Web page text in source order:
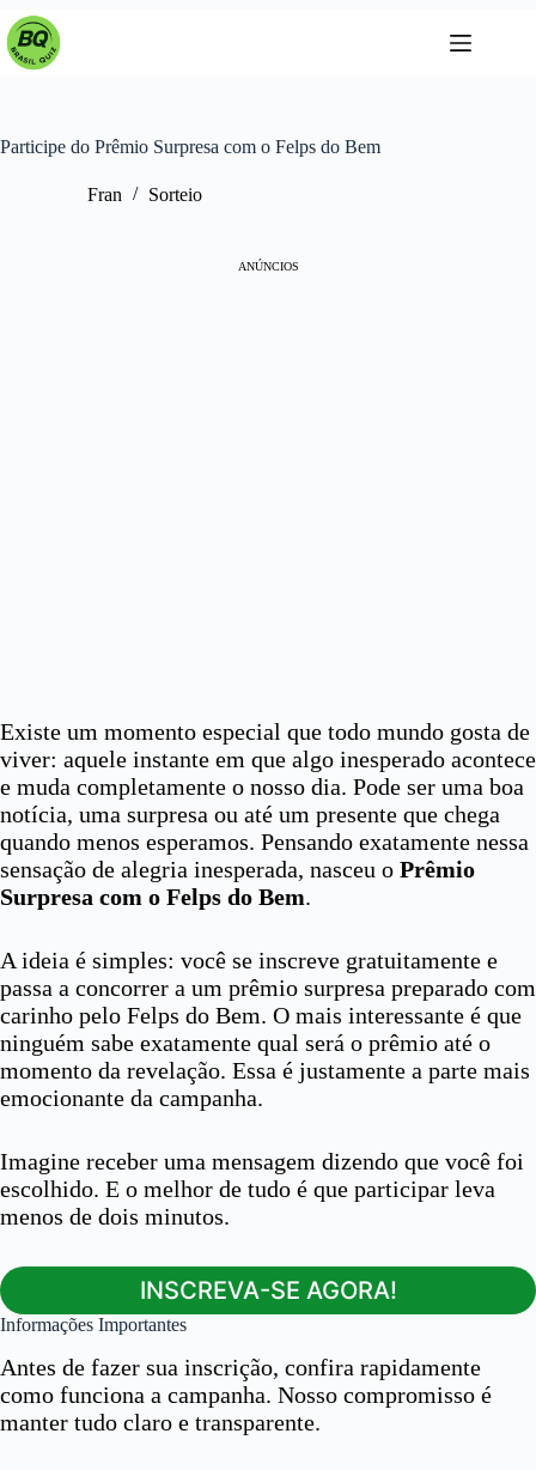
Pular
para
Participe do Prêmio Surpresa com o Felps do Bem
Fran Sorteio
ANÚNCIOS
Existe um momento especial que todo mundo gosta de
viver: aquele instante em que algo inesperado acontece
e muda completamente o nosso dia. Pode ser uma boa
notícia, uma surpresa ou até um presente que chega
quando menos esperamos. Pensando exatamente nessa
sensação de alegria inesperada, nasceu o Prêmio
Surpresa com o Felps do Bem.
A ideia é simples: você se inscreve gratuitamente e
passa a concorrer a um prêmio surpresa preparado com
carinho pelo Felps do Bem. O mais interessante é que
ninguém sabe exatamente qual será o prêmio até o
momento da revelação. Essa é justamente a parte mais
emocionante da campanha.
Imagine receber uma mensagem dizendo que você foi
escolhido. E o melhor de tudo é que participar leva
menos de dois minutos.
INSCREVA-SE AGORA!
Informações Importantes
Antes de fazer sua inscrição, confira rapidamente
como funciona a campanha. Nosso compromisso é
manter tudo claro e transparente.